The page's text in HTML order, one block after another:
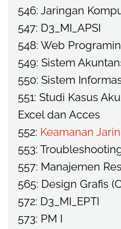
546: Jaringan
547: D3_MI_APSI
548: Web
549: Sistem
550: Sistem
551: Studi Kasus
Excel dan Acces
552: Keamanan
553:
557: Manajemen
565: Design Grafis
572: D3_MI_EPTI
573: PM I